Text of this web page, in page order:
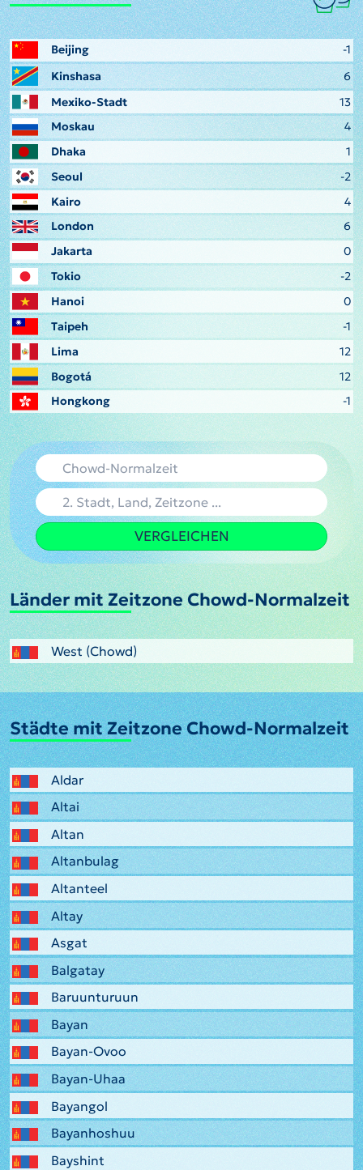
Beijing
-1
Kinshasa
6
Mexiko-Stadt
13
Moskau
4
Dhaka
1
Seoul
-2
Kairo
4
London
6
Jakarta
0
Tokio
-2
Hanoi
0
Taipeh
-1
Lima
12
Bogotá
12
Hongkong
-1
VERGLEICHEN
Länder mit Zeitzone Chowd-Normalzeit
West (Chowd)
Städte mit Zeitzone Chowd-Normalzeit
Aldar
Altai
Altan
Altanbulag
Altanteel
Altay
Asgat
Balgatay
Baruunturuun
Bayan
Bayan-Ovoo
Bayan-Uhaa
Bayangol
Bayanhoshuu
Bayshint